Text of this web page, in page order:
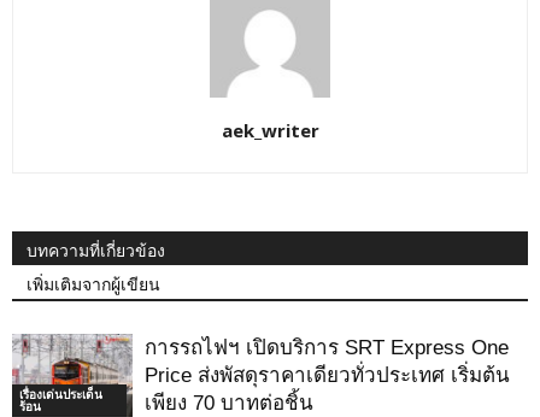
aek_writer
บทความที่เกี่ยวข้อง
เพิ่มเติมจากผู้เขียน
เรื่องเด่นประเด็น
ร้อน
การรถไฟฯ เปิดบริการ SRT Express One
Price ส่งพัสดุราคาเดียวทั่วประเทศ เริ่มต้น
เพียง 70 บาทต่อชิ้น